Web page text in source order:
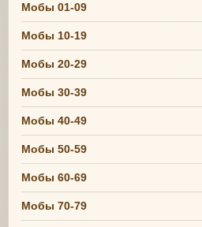
Мобы 01-09
Мобы 10-19
Мобы 20-29
Мобы 30-39
Мобы 40-49
Мобы 50-59
Мобы 60-69
Мобы 70-79